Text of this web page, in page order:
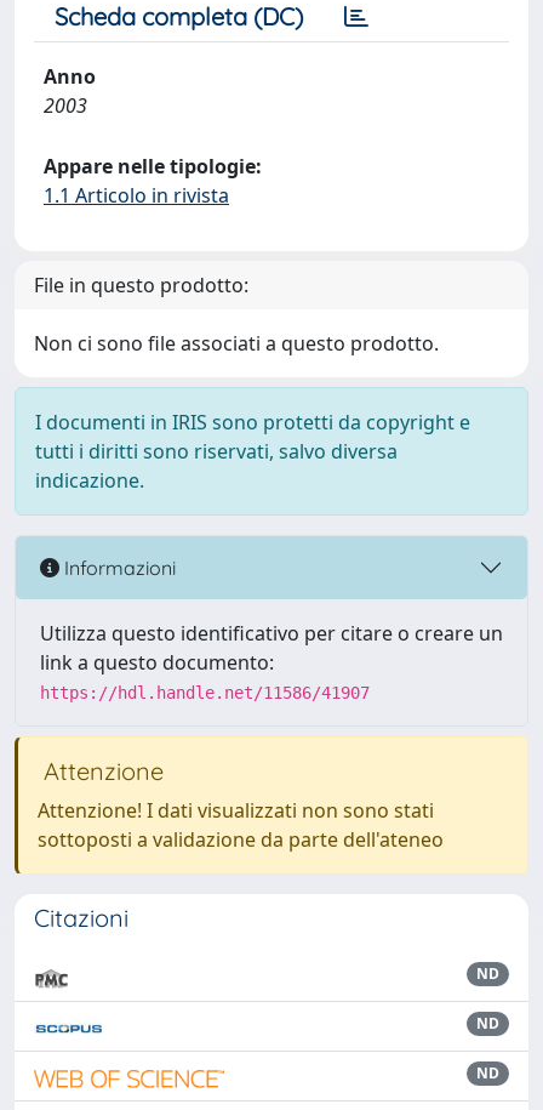
Scheda completa (DC)
Anno
2003
Appare nelle tipologie:
1.1 Articolo in rivista
File in questo prodotto:
Non ci sono file associati a questo prodotto.
I documenti in IRIS sono protetti da copyright e
tutti i diritti sono riservati, salvo diversa
indicazione.
Informazioni
Utilizza questo identificativo per citare o creare un
link a questo documento:
https://hdl.handle.net/11586/41907
Attenzione
Attenzione! I dati visualizzati non sono stati
sottoposti a validazione da parte dell'ateneo
Citazioni
ND
ND
ND